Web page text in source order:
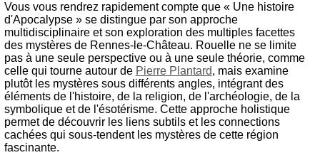
Vous vous rendrez rapidement compte que « Une histoire
d'Apocalypse » se distingue par son approche
multidisciplinaire et son exploration des multiples facettes
des mystères de Rennes-le-Château. Rouelle ne se limite
pas à une seule perspective ou à une seule théorie, comme
celle qui tourne autour de Pierre Plantard, mais examine
plutôt les mystères sous différents angles, intégrant des
éléments de l'histoire, de la religion, de l'archéologie, de la
symbolique et de l'ésotérisme. Cette approche holistique
permet de découvrir les liens subtils et les connections
cachées qui sous-tendent les mystères de cette région
fascinante.